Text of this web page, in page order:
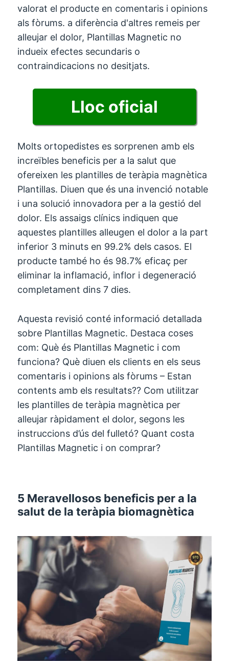
valorat el producte en comentaris i opinions
als fòrums. a diferència d'altres remeis per
alleujar el dolor, Plantillas Magnetic no
indueix efectes secundaris o
contraindicacions no desitjats.
Lloc oficial
Molts ortopedistes es sorprenen amb els
increïbles beneficis per a la salut que
ofereixen les plantilles de teràpia magnètica
Plantillas. Diuen que és una invenció notable
i una solució innovadora per a la gestió del
dolor. Els assaigs clínics indiquen que
aquestes plantilles alleugen el dolor a la part
inferior 3 minuts en 99.2% dels casos. El
producte també ho és 98.7% eficaç per
eliminar la inflamació, inflor i degeneració
completament dins 7 dies.
Aquesta revisió conté informació detallada
sobre Plantillas Magnetic. Destaca coses
com: Què és Plantillas Magnetic i com
funciona? Què diuen els clients en els seus
comentaris i opinions als fòrums – Estan
contents amb els resultats?? Com utilitzar
les plantilles de teràpia magnètica per
alleujar ràpidament el dolor, segons les
instruccions d’ús del fulletó? Quant costa
Plantillas Magnetic i on comprar?
5 Meravellosos beneficis per a la
salut de la teràpia biomagnètica